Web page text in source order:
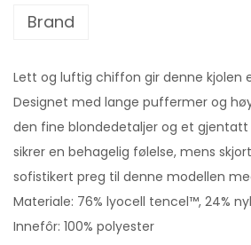
Brand
Lett og luftig chiffon gir denne kjolen
Designet med lange puffermer og
den fine blondedetaljer og et gjentatt
sikrer en behagelig følelse, mens
sofistikert preg til denne modellen
Materiale: 76% lyocell tencel™, 24%
Innefôr: 100% polyester